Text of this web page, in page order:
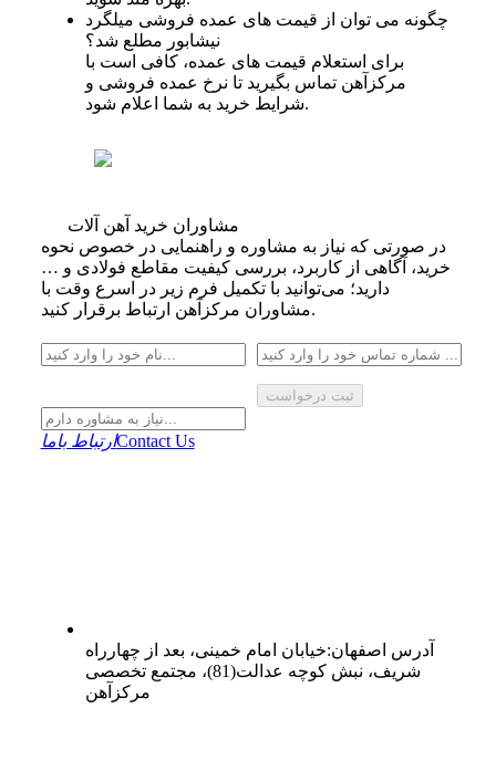
چگونه می توان از قیمت‌ های عمده‌ فروشی میلگرد
نیشابور مطلع شد؟
برای استعلام قیمت‌ های عمده، کافی است با
مرکزآهن تماس بگیرید تا نرخ عمده‌ فروشی و
شرایط خرید به شما اعلام شود.
مشاوران خرید آهن آلات
در صورتی که نیاز به مشاوره و راهنمایی در خصوص نحوه
خرید، آگاهی از کاربرد، بررسی کیفیت مقاطع فولادی و …
دارید؛ می‌توانید با تکمیل فرم زیر در اسرع وقت با
مشاوران مرکزآهن ارتباط برقرار کنید.
ثبت درخواست
ارتباط باماContact Us
آدرس اصفهان:خیابان امام خمینی، بعد از چهارراه
شریف، نبش کوچه عدالت(81)، مجتمع تخصصی
مرکزآهن